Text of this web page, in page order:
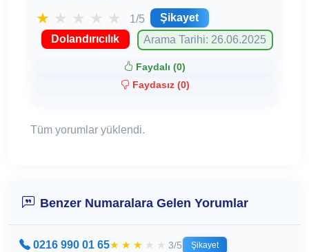
★ ★ ★ ★ ★ 1/5
Şikayet
Dolandırıcılık
Arama Tarihi: 26.06.2025
Faydalı (0)
Faydasız (0)
Tüm yorumlar yüklendi.
Benzer Numaralara Gelen Yorumlar
0216 990 01 65★ ★ ★ ★ ★ 3/5
Şikayet